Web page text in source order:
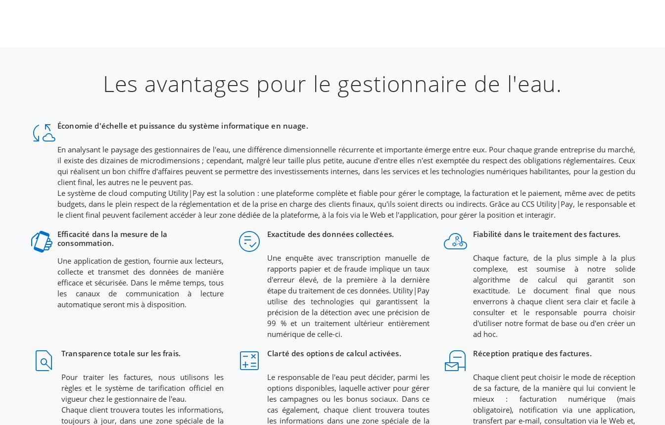
Les avantages pour le gestionnaire de l'eau.
cloud_sync Économie d'échelle et puissance du système informatique en nuage.
En analysant le paysage des gestionnaires de l'eau, une différence dimensionnelle récurrente et importante émerge entre eux. Pour chaque grande entreprise du marché,
il existe des dizaines de microdimensions ; cependant, malgré leur taille plus petite, aucune d'entre elles n'est exemptée du respect des obligations réglementaires. Ceux
qui réalisent un bon chiffre d'affaires peuvent se permettre des investissements internes, dans les services et les technologies numériques habilitantes, pour la gestion du
client final, les autres ne le peuvent pas.
Le système de cloud computing Utility|Pay est la solution : une plateforme complète et fiable pour gérer le comptage, la facturation et le paiement, même avec de petits
budgets, dans le plein respect de la réglementation et de la prise en charge des clients finaux, qu'ils soient directs ou indirects. Grâce au CCS Utility|Pay, le responsable et
le client final peuvent facilement accéder à leur zone dédiée de la plateforme, à la fois via le Web et l'application, pour gérer la position et interagir.
lift_to_talk Efficacité dans la mesure de la
consommation.
Une application de gestion, fournie aux lecteurs,
collecte et transmet des données de manière
efficace et sécurisée. Dans le même temps, tous
les canaux de communication à lecture
automatique seront mis à disposition.
playlist_add_check_circle Exactitude des données collectées.
Une enquête avec transcription manuelle de
rapports papier et de fraude implique un taux
d'erreur élevé, de la première à la dernière
étape du traitement de ces données. Utility|Pay
utilise des technologies qui garantissent la
précision de la détection avec une précision de
99 % et un traitement ultérieur entièrement
numérique de celle-ci.
cloud
component_exchange Fiabilité dans le traitement des factures.
Chaque facture, de la plus simple à la plus
complexe, est soumise à notre solide
algorithme de calcul qui garantit son
exactitude. Le document final que nous
enverrons à chaque client sera clair et facile à
consulter et le responsable pourra choisir
d'utiliser notre format de base ou d'en créer un
ad hoc.
find_in_page Transparence totale sur les frais.
Pour traiter les factures, nous utilisons les
règles et le système de tarification officiel en
vigueur chez le gestionnaire de l'eau.
Chaque client trouvera toutes les informations,
toujours à jour, dans une zone spéciale de la
calculate Clarté des options de calcul activées.
Le responsable de l'eau peut décider, parmi les
options disponibles, laquelle activer pour gérer
les campagnes ou les bonus sociaux. Dans ce
cas également, chaque client trouvera toutes
les informations dans une zone spéciale de la
local_post_office Réception pratique des factures.
Chaque client peut choisir le mode de réception
de sa facture, de la manière qui lui convient le
mieux : facturation numérique (mais
obligatoire), notification via une application,
transfert par e-mail, consultation via le Web et,